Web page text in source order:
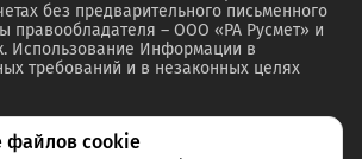
без предварительного письменного
правообладателя – ООО «РА Русмет» и
Использование Информации в
требований и в незаконных целях
файлов cookie